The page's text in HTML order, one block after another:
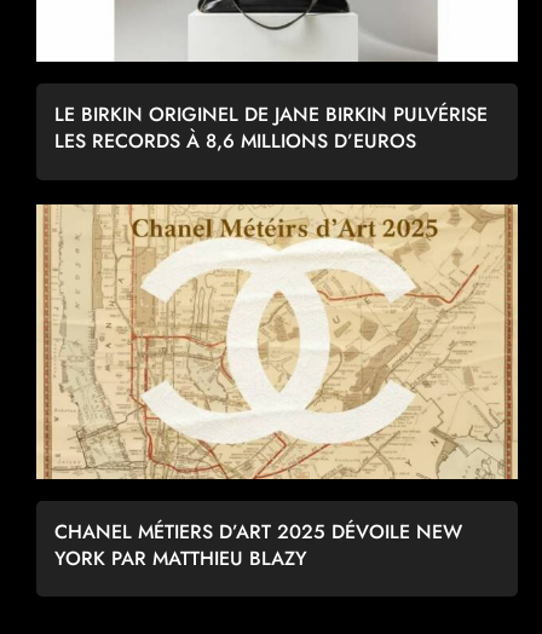
LE BIRKIN ORIGINEL DE JANE BIRKIN PULVÉRISE
LES RECORDS À 8,6 MILLIONS D’EUROS
CHANEL MÉTIERS D’ART 2025 DÉVOILE NEW
YORK PAR MATTHIEU BLAZY